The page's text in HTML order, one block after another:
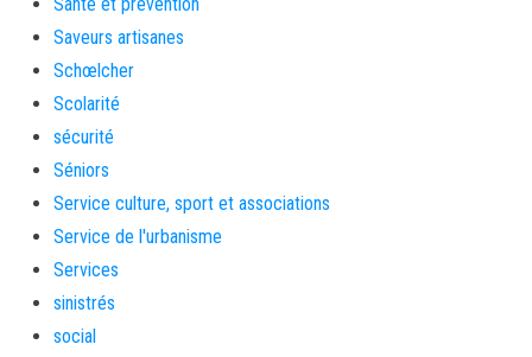
Saveurs artisanes
Schœlcher
Scolarité
sécurité
Séniors
Service culture, sport et associations
Service de l'urbanisme
Services
sinistrés
social